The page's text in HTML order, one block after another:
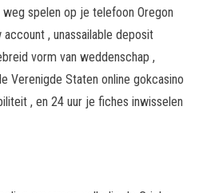
spelen op je telefoon Oregon
, unassailable deposit
vorm van weddenschap ,
Verenigde Staten online gokcasino
, en 24 uur je fiches inwisselen